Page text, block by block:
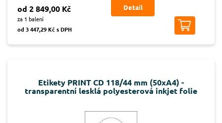
od 2 849,00 Kč
za 1 balení
od 3 447,29 Kč s DPH
Detail
Etikety PRINT CD 118/44 mm (50xA4) -
transparentní lesklá polyesterová inkjet folie